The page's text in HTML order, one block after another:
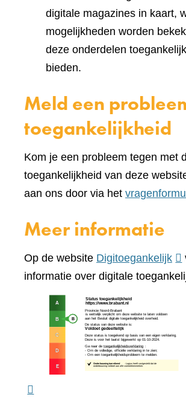
digitale magazines in kaart,
mogelijkheden worden
deze onderdelen
bieden.
Meld een
toegankelijkheid
Kom je een probleem tegen met
toegankelijkheid van deze
aan ons door via het
Meer informatie
Op de website Digitoegankelijk
informatie over digitale